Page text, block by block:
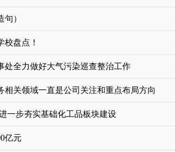
）
校盘点！
处全力做好大气污染巡查整治工作
相关领域一直是公司关注和重点布局方向
一步夯实基础化工品板块建设
亿元